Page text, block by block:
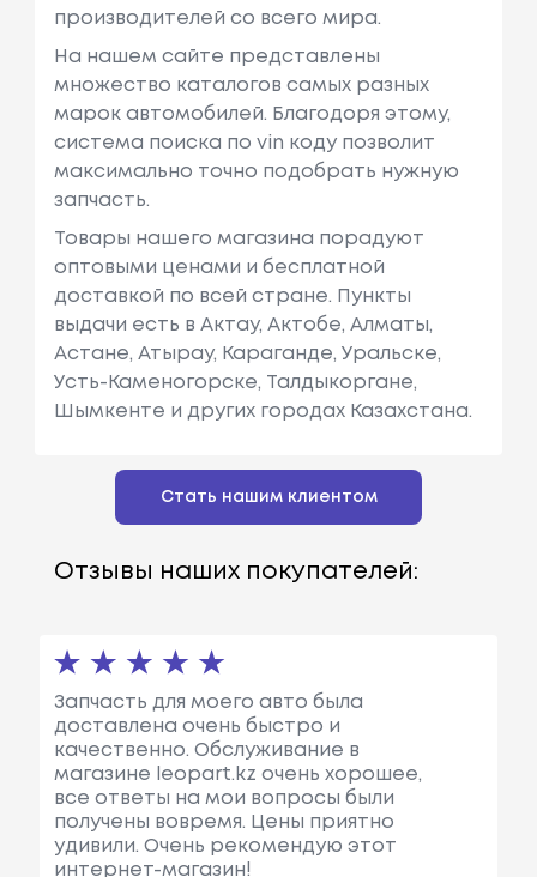
производителей со всего мира.
На нашем сайте представлены
множество каталогов самых разных
марок автомобилей. Благодоря этому,
система поиска по vin коду позволит
максимально точно подобрать нужную
запчасть.
Товары нашего магазина порадуют
оптовыми ценами и бесплатной
доставкой по всей стране. Пункты
выдачи есть в Актау, Актобе, Алматы,
Астане, Атырау, Караганде, Уральске,
Усть-Каменогорске, Талдыкоргане,
Шымкенте и других городах Казахстана.
Стать нашим клиентом
Отзывы наших покупателей:
Запчасть для моего авто была
доставлена очень быстро и
качественно. Обслуживание в
магазине leopart.kz очень хорошее,
все ответы на мои вопросы были
получены вовремя. Цены приятно
удивили. Очень рекомендую этот
интернет-магазин!